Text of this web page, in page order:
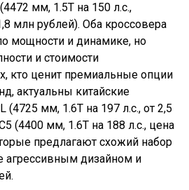
мм, 1.5T на 150 л.с.,
млн рублей). Оба кроссовера
мощности и динамике, но
и стоимости
кто ценит премиальные опции
актуальны китайские
(4725 мм, 1.6T на 197 л.с., от 2,5
(4400 мм, 1.6T на 188 л.с., цена
предлагают схожий набор
агрессивным дизайном и